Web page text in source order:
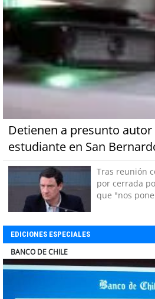
Detienen a presunto
estudiante en San
Tras reunión
por cerrada
que "nos
EDICIONES ESPECIALES
ELECTROLUX